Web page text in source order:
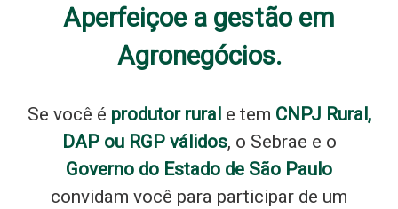
Aperfeiçoe a gestão em
Agronegócios.
Se você é produtor rurale tem CNPJ Rural,
DAP ou RGP válidos, o Sebrae e o
Governo do Estado de São Paulo
convidam você para participar de um